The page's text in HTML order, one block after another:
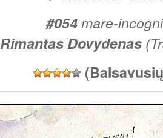
#054mare-
Rimantas Dovydenas